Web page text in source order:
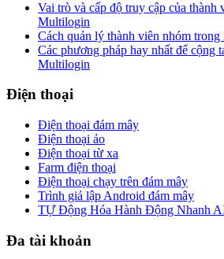
Vai trò và cấp độ truy cập của thành
Multilogin
Cách quản lý thành viên nhóm
Các phương pháp hay nhất để cộng
Multilogin
Điện thoại
Điện thoại đám mây
Điện thoại ảo
Điện thoại từ xa
Farm điện thoại
Điện thoại chạy trên đám mây
Trình giả lập Android đám mây
TỰ Động Hóa Hành Động Nhanh
Đa tài khoản